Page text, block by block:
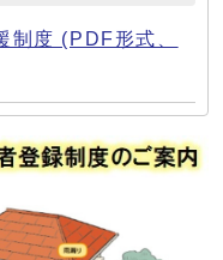
制度 (PDF形式、